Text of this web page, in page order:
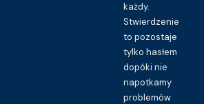
każdy.
Stwierdzenie
to pozostaje
tylko hasłem
dopóki nie
napotkamy
problemów